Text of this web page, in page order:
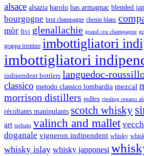
alsace alsazia barolo bas armagnac blended
bourgogne brut champagne chenin blanc
mòr fivi glenallachie grand cru champagne
grappa trentino imbottigliatori
imbottigliatori
indipendent bottlers languedoc-
classico metodo classico lombardia mezcal
morrison distillers pulltex riesling renano
récoltants manipulants scotch whisky
art torbato valinch and mallet
doganale vigneron indipendent whisky
whisky islay whisky japponesi